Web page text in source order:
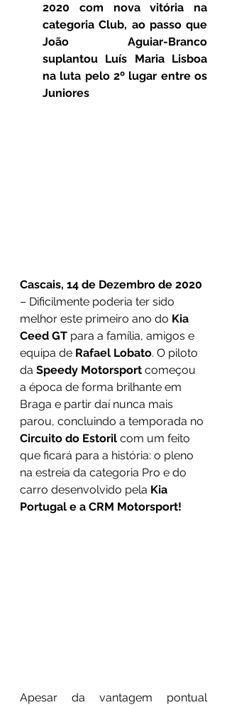
2020 com nova vitória na
categoria Club, ao passo que
João Aguiar-Branco
suplantou Luís Maria Lisboa
na luta pelo 2º lugar entre os
Juniores
Cascais, 14 de Dezembro de 2020
– Dificilmente poderia ter sido
melhor este primeiro ano do Kia
Ceed GT para a família, amigos e
equipa de Rafael Lobato. O piloto
da Speedy Motorsport começou
a época de forma brilhante em
Braga e partir daí nunca mais
parou, concluindo a temporada no
Circuito do Estoril com um feito
que ficará para a história: o pleno
na estreia da categoria Pro e do
carro desenvolvido pela Kia
Portugal e a CRM Motorsport!
Apesar da vantagem pontual